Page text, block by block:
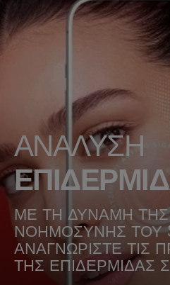
ΑΝΑΛΥΣΗ
ΜΕ ΤΗ ΔΥΝΑΜΗ
ΝΟΗΜΟΣΥΝΗΣ ΤΟΥ
ΑΝΑΓΝΩΡΙΣΤΕ ΤΙΣ
ΤΗΣ ΕΠΙΔΕΡΜΙΔΑΣ